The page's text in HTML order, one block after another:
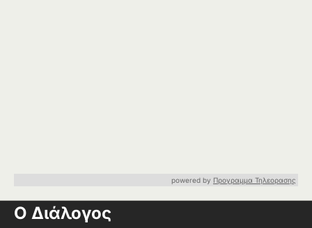
powered by Προγραμμα Τηλεορασης
Ο Διάλογος